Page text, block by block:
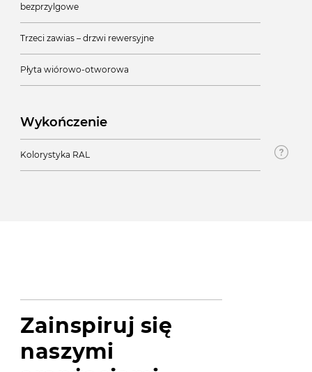
bezprzylgowe
Trzeci zawias – drzwi rewersyjne
Płyta wiórowo-otworowa
Wykończenie
Kolorystyka RAL
Zainspiruj się
naszymi